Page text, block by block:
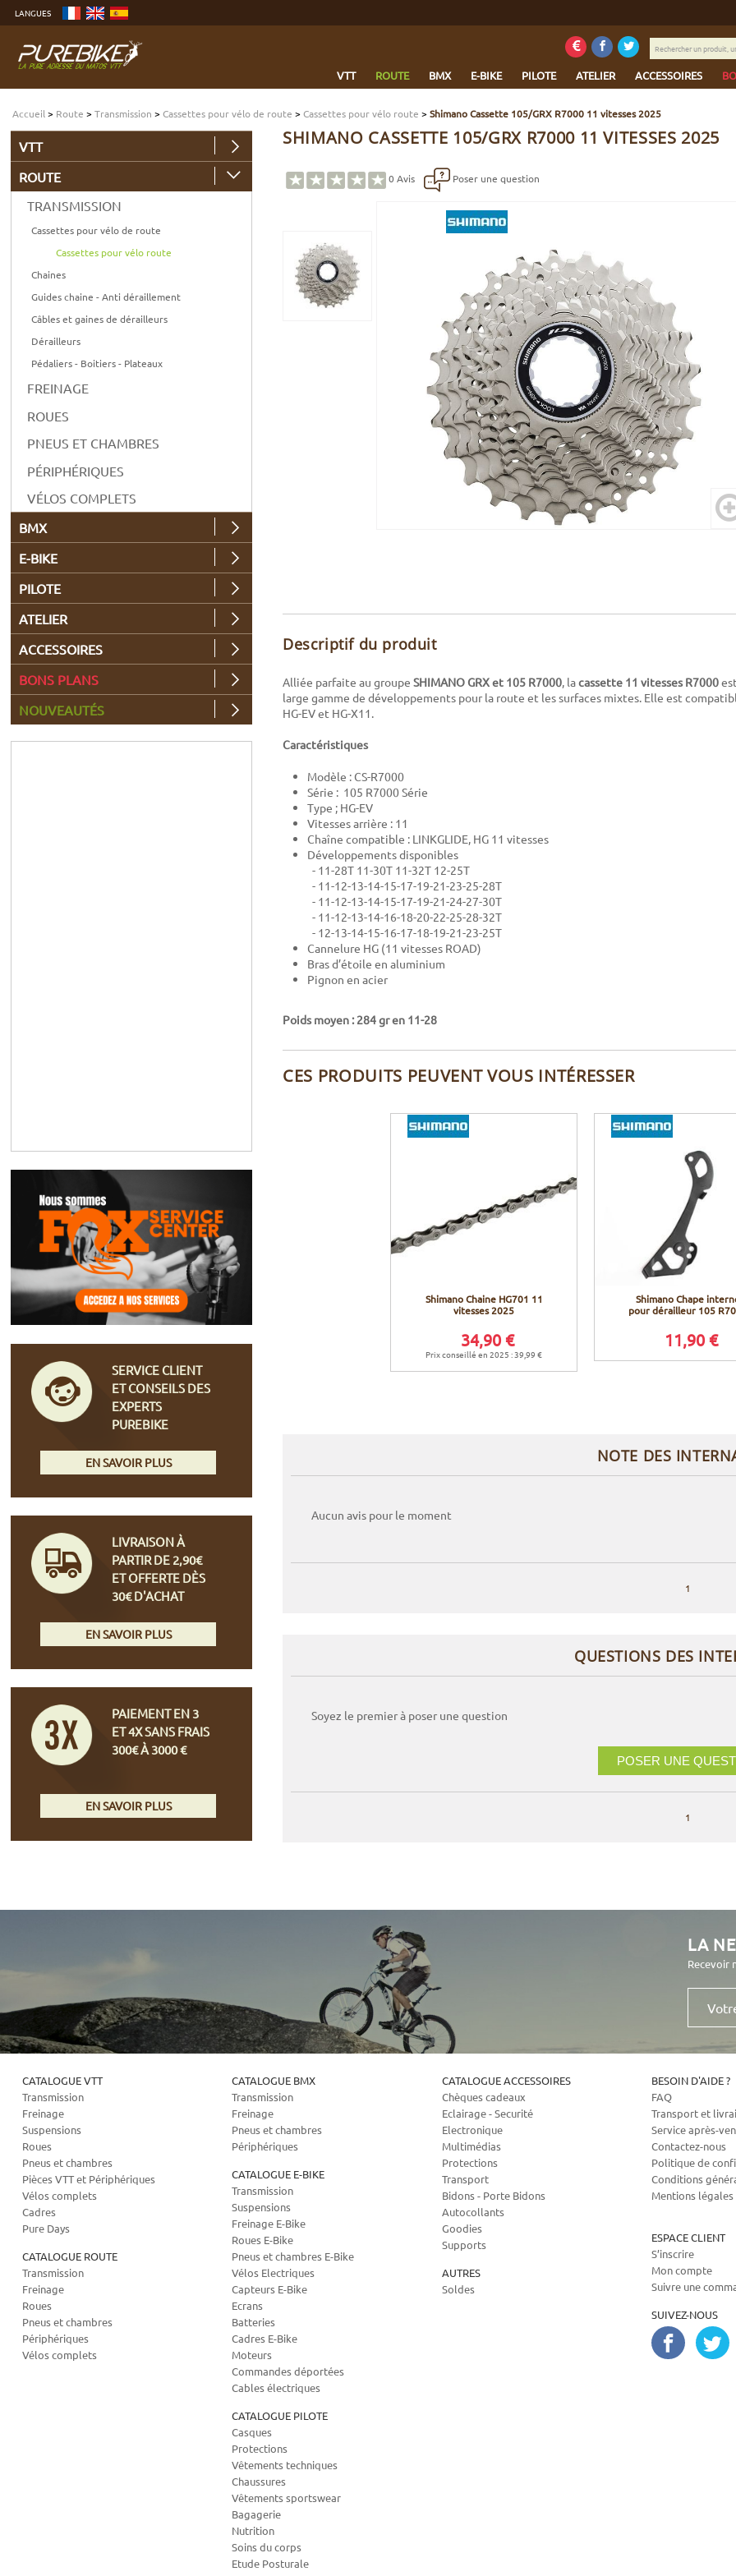
contenu
menu
Aller
LANGUES
VTT ROUTE BMX E-BIKE PILOTE ATELIER ACCESSOIRES
Rechercher
un
une
marque...
Accueil > Route >Transmission >Cassettes pour vélo de route >Cassettes pour vélo route >Shimano Cassette 105/GRX R7000 11 vitesses 2025
SHIMANO CASSETTE 105/GRX R7000 11 VITESSES 2025
0 Avis Poser une question
Descriptif du produit
Alliée parfaite au groupe SHIMANO GRX et 105 R7000, lacassette 11 vitesses R7000
large gamme de développements pour la route et les surfaces mixtes. Elle est
HG-EV et HG-X11.
Caractéristiques
Modèle : CS-R7000
Série : 105 R7000 Série
Type ; HG-EV
Vitesses arrière : 11
Chaîne compatible : LINKGLIDE, HG 11 vitesses
Développements disponibles
- 11-28T 11-30T 11-32T 12-25T
- 11-12-13-14-15-17-19-21-23-25-28T
- 11-12-13-14-15-17-19-21-24-27-30T
- 11-12-13-14-16-18-20-22-25-28-32T
- 12-13-14-15-16-17-18-19-21-23-25T
Cannelure HG (11 vitesses ROAD)
Bras d’étoile en aluminium
Pignon en acier
Poids moyen : 284 gr en 11-28
CES PRODUITS PEUVENT VOUS INTÉRESSER
Shimano Chaine HG701 11
vitesses 2025
34,90 €
Prix conseillé en 2025 : 39,99 €
Shimano Chape
pour dérailleur 105
11,90 €
NOTE DES
Aucun avis pour le moment
1
QUESTIONS DES
Soyez le premier à poser une question
POSER UNE
1
VTT
ROUTE
TRANSMISSION
Cassettes pour vélo de route
Cassettes pour vélo route
Chaines
Guides chaine - Anti déraillement
Câbles et gaines de dérailleurs
Dérailleurs
Pédaliers - Boitiers - Plateaux
FREINAGE
ROUES
PNEUS ET CHAMBRES
PÉRIPHÉRIQUES
VÉLOS COMPLETS
BMX
E-BIKE
PILOTE
ATELIER
ACCESSOIRES
BONS PLANS
NOUVEAUTÉS
SERVICE CLIENT
ET CONSEILS DES
EXPERTS
PUREBIKE
EN SAVOIR PLUS
LIVRAISON À
PARTIR DE 2,90€
ET OFFERTE DÈS
30€ D'ACHAT
EN SAVOIR PLUS
PAIEMENT EN 3
ET 4X SANS FRAIS
300€ À 3000 €
EN SAVOIR PLUS
LA
Recevoir
Votre
mail
CATALOGUE VTT
Transmission
Freinage
Suspensions
Roues
Pneus et chambres
Pièces VTT et Périphériques
Vélos complets
Cadres
Pure Days
CATALOGUE ROUTE
Transmission
Freinage
Roues
Pneus et chambres
Périphériques
Vélos complets
CATALOGUE BMX
Transmission
Freinage
Pneus et chambres
Périphériques
CATALOGUE E-BIKE
Transmission
Suspensions
Freinage E-Bike
Roues E-Bike
Pneus et chambres E-Bike
Vélos Electriques
Capteurs E-Bike
Ecrans
Batteries
Cadres E-Bike
Moteurs
Commandes déportées
Cables électriques
CATALOGUE PILOTE
Casques
Protections
Vêtements techniques
Chaussures
Vêtements sportswear
Bagagerie
Nutrition
Soins du corps
Etude Posturale
CATALOGUE ACCESSOIRES
Chèques cadeaux
Eclairage - Securité
Electronique
Multimédias
Protections
Transport
Bidons - Porte Bidons
Autocollants
Goodies
Supports
AUTRES
Soldes
BESOIN D'AIDE ?
FAQ
Transport et
Service après-
Contactez-nous
Politique de
Conditions
Mentions légales
ESPACE CLIENT
S’inscrire
Mon compte
Suivre une
SUIVEZ-NOUS